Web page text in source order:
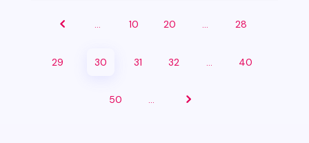
... 10 20 ... 28
29 30 31 32 ... 40
50 ...